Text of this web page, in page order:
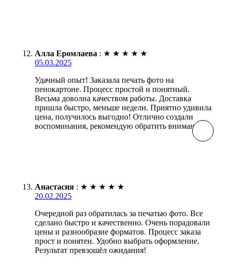
Алла Еромлаева : ★ ★ ★ ★ ★
05.03.2025
Удачный опыт! Заказала печать фото на
пенокартоне. Процесс простой и понятный.
Весьма доволна качеством работы. Доставка
пришла быстро, меньше недели. Приятно удивила
цена, получилось выгодно! Отлично создали
воспоминания, рекомендую обратить внимание.
Анастасия : ★ ★ ★ ★ ★
20.02.2025
Очередной раз обратилась за печатью фото. Все
сделано быстро и качественно. Очень порадовали
цены и разнообразие форматов. Процесс заказа
прост и понятен. Удобно выбрать оформление.
Результат превзошёл ожидания!